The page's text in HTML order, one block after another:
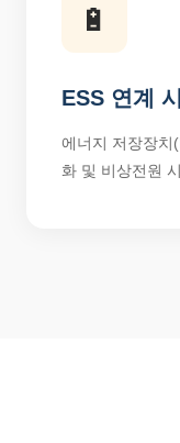
🔋
ESS 연계
에너지 저장장치
화 및 비상전원